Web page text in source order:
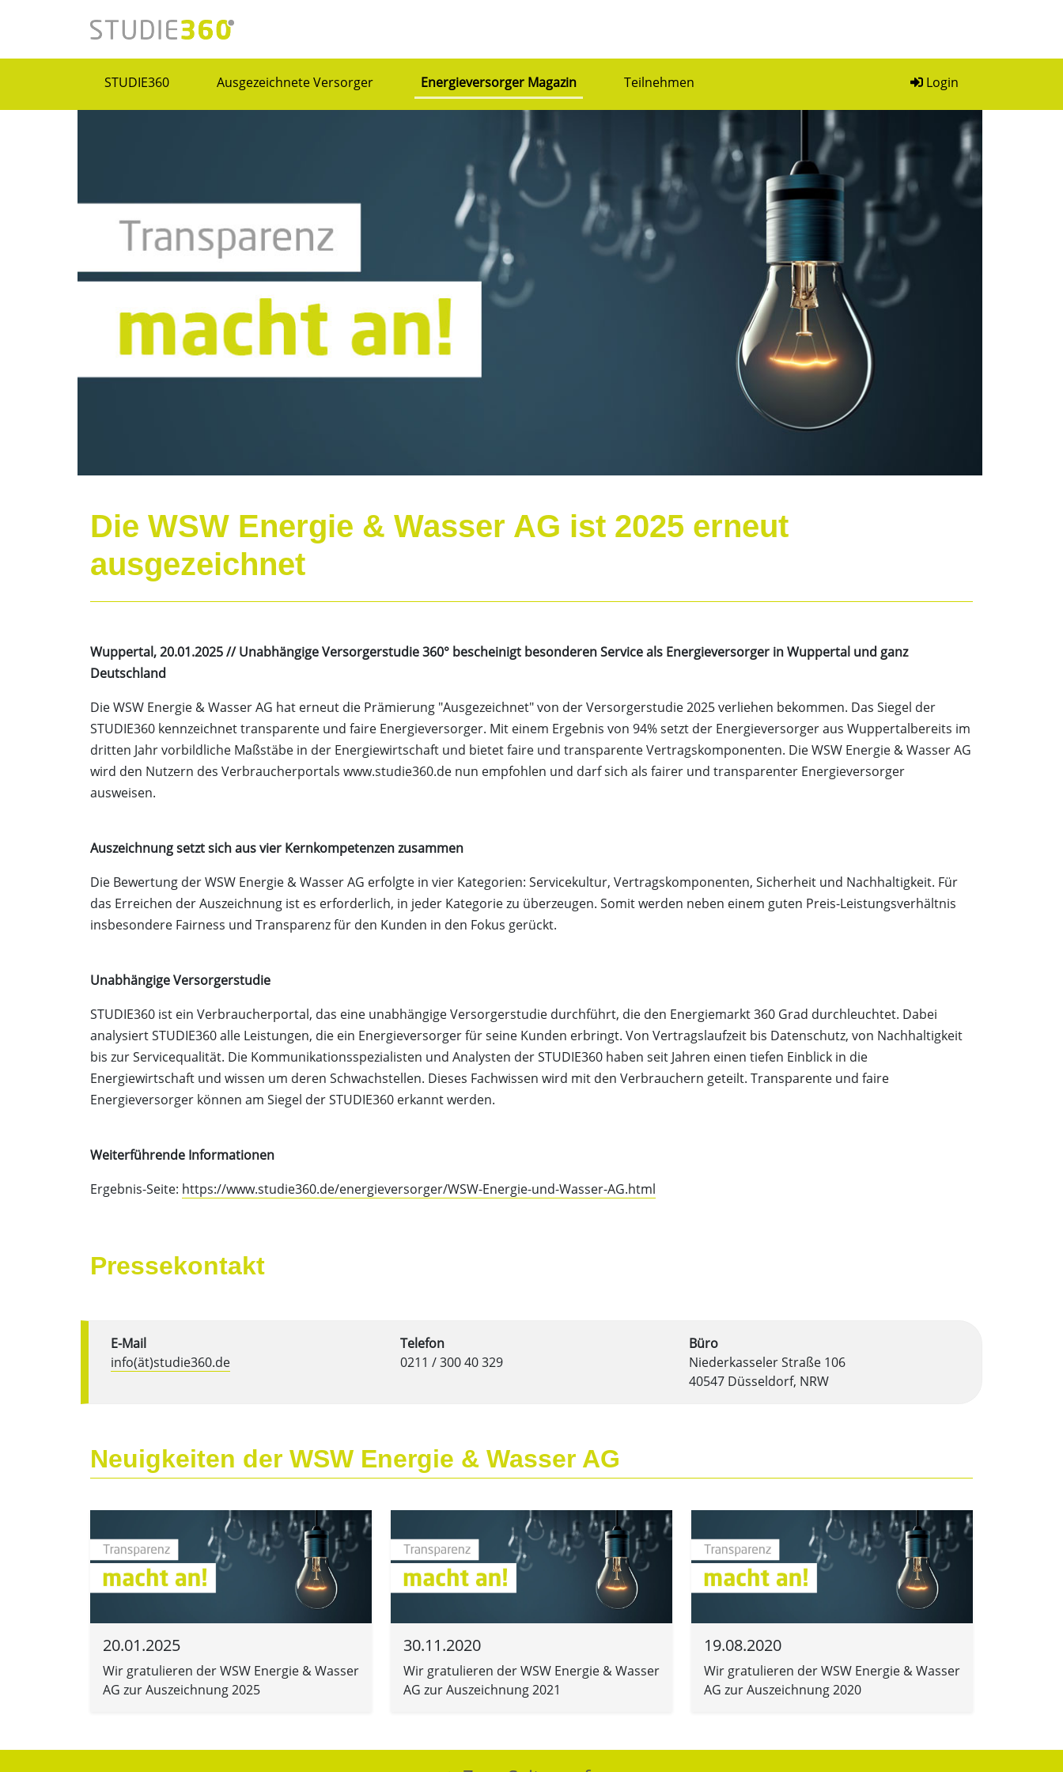
STUDIE360 Ausgezeichnete Versorger Energieversorger Magazin Teilnehmen Login
Die WSW Energie & Wasser AG ist 2025 erneut
ausgezeichnet
Wuppertal, 20.01.2025 // Unabhängige Versorgerstudie 360° bescheinigt besonderen Service als Energieversorger in Wuppertal und ganz
Deutschland
Die WSW Energie & Wasser AG hat erneut die Prämierung "Ausgezeichnet" von der Versorgerstudie 2025 verliehen bekommen. Das Siegel der
STUDIE360 kennzeichnet transparente und faire Energieversorger. Mit einem Ergebnis von 94% setzt der Energieversorger aus Wuppertalbereits im
dritten Jahr vorbildliche Maßstäbe in der Energiewirtschaft und bietet faire und transparente Vertragskomponenten. Die WSW Energie & Wasser AG
wird den Nutzern des Verbraucherportals www.studie360.de nun empfohlen und darf sich als fairer und transparenter Energieversorger
ausweisen.
Auszeichnung setzt sich aus vier Kernkompetenzen zusammen
Die Bewertung der WSW Energie & Wasser AG erfolgte in vier Kategorien: Servicekultur, Vertragskomponenten, Sicherheit und Nachhaltigkeit. Für
das Erreichen der Auszeichnung ist es erforderlich, in jeder Kategorie zu überzeugen. Somit werden neben einem guten Preis-Leistungsverhältnis
insbesondere Fairness und Transparenz für den Kunden in den Fokus gerückt.
Unabhängige Versorgerstudie
STUDIE360 ist ein Verbraucherportal, das eine unabhängige Versorgerstudie durchführt, die den Energiemarkt 360 Grad durchleuchtet. Dabei
analysiert STUDIE360 alle Leistungen, die ein Energieversorger für seine Kunden erbringt. Von Vertragslaufzeit bis Datenschutz, von Nachhaltigkeit
bis zur Servicequalität. Die Kommunikationsspezialisten und Analysten der STUDIE360 haben seit Jahren einen tiefen Einblick in die
Energiewirtschaft und wissen um deren Schwachstellen. Dieses Fachwissen wird mit den Verbrauchern geteilt. Transparente und faire
Energieversorger können am Siegel der STUDIE360 erkannt werden.
Weiterführende Informationen
Ergebnis-Seite: https://www.studie360.de/energieversorger/WSW-Energie-und-Wasser-AG.html
Pressekontakt
E-Mail
info(ät)studie360.de
Telefon
0211 / 300 40 329
Büro
Niederkasseler Straße 106
40547 Düsseldorf, NRW
Neuigkeiten der WSW Energie & Wasser AG
20.01.2025
Wir gratulieren der WSW Energie & Wasser
AG zur Auszeichnung 2025
30.11.2020
Wir gratulieren der WSW Energie & Wasser
AG zur Auszeichnung 2021
19.08.2020
Wir gratulieren der WSW Energie & Wasser
AG zur Auszeichnung 2020